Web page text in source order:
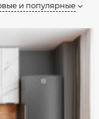
и популярные